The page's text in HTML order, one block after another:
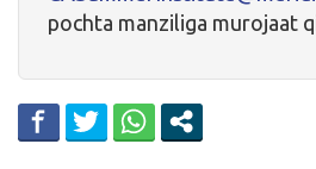
pochta manziliga murojaat